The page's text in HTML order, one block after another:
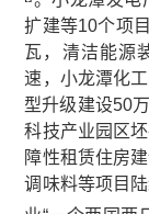
扩建等10个项
瓦，清洁能源
速，小龙潭化
型升级建设50
科技产业园区
障性租赁住房
调味料等项目